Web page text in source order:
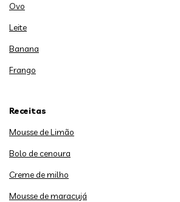
Ovo
Leite
Banana
Frango
Receitas
Mousse de Limão
Bolo de cenoura
Creme de milho
Mousse de maracujá